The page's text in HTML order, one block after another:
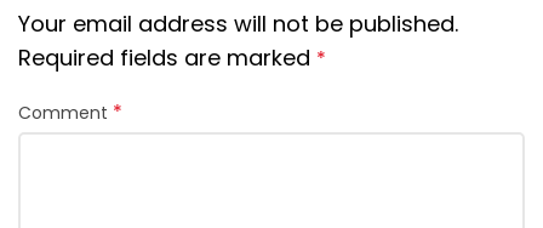
Your email address will not be published.
Required fields are marked *
Comment *